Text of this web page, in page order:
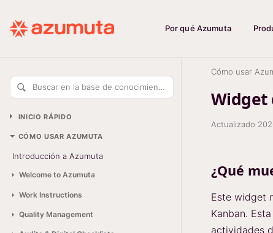
Por qué Azumuta
INICIO RÁPIDO
CÓMO USAR AZUMUTA
Introducción a Azumuta
Welcome to Azumuta
Work Instructions
Quality Management
Cómo usar
Widget
Actualizado
¿Qué
Este widget
Kanban.
actividades